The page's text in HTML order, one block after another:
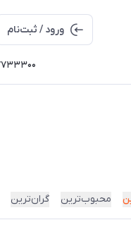
ورود / ثبت‌نام
محبوب‌ترین گران‌ترین